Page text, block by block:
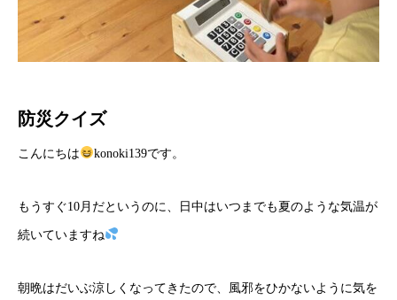
防災クイズ
こんにちは konoki139です。
もうすぐ10月だというのに、日中はいつまでも夏のような気温が
続いていますね
朝晩はだいぶ涼しくなってきたので、風邪をひかないように気を